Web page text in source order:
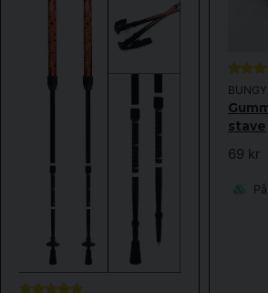
stave
69 kr